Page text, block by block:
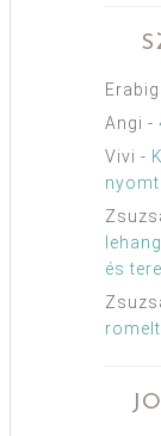
Erabig
Angi -
Vivi -
és